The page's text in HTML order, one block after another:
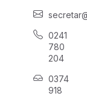
0241
780
204
0374
918